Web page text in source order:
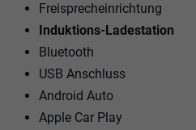
Freisprecheinrichtung
Induktions-Ladestation
Bluetooth
USB Anschluss
Android Auto
Apple Car Play